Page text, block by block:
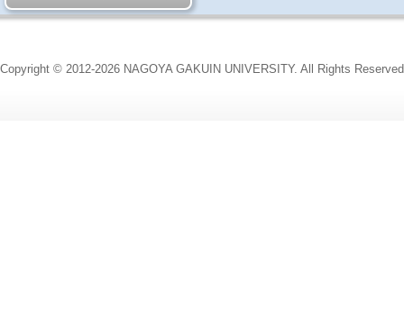
Copyright © 2012-2026 NAGOYA GAKUIN UNIVERSITY. All Rights